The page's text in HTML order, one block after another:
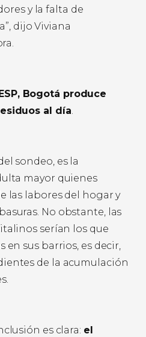
y la falta de
dijo Viviana
Bogotá produce
al día.
sondeo, es la
mayor quienes
las labores del hogar y
No obstante, las
serían los que
en sus barrios, es decir,
de la acumulación
es clara: el